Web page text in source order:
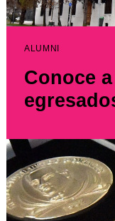
ALUMNI
Conoce